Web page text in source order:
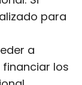
para
a
los